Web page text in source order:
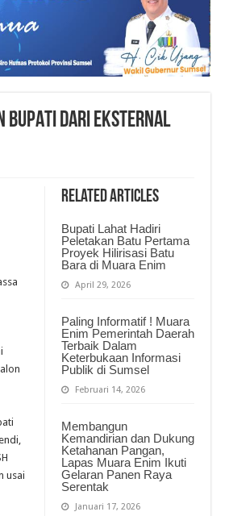
BUPATI DARI EKSTERNAL
Related Articles
Bupati Lahat Hadiri
Peletakan Batu Pertama
Proyek Hilirisasi Batu
Bara di Muara Enim
April 29, 2026
Paling Informatif ! Muara
Enim Pemerintah Daerah
Terbaik Dalam
Keterbukaan Informasi
Publik di Sumsel
Februari 14, 2026
Membangun
Kemandirian dan Dukung
Ketahanan Pangan,
Lapas Muara Enim Ikuti
Gelaran Panen Raya
Serentak
Januari 17, 2026
usai